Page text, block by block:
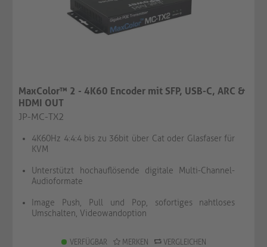
MaxColor™ 2 - 4K60 Encoder mit SFP, USB-C, ARC &
HDMI OUT
JP-MC-TX2
4K60Hz 4:4:4 bis zu 36bit über Cat oder Glasfaser für
KVM
Unterstützt hochauflösende digitale Multi-Channel-
Audioformate
Image Push, Pull und Pop, sofortiges nahtloses
Umschalten, Videowandoption
VERFÜGBAR MERKEN VERGLEICHEN